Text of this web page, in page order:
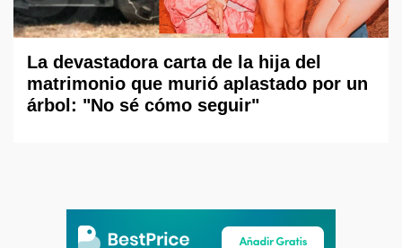
La devastadora carta de la hija del
matrimonio que murió aplastado por un
árbol: "No sé cómo seguir"